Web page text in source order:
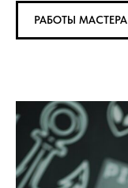
РАБОТЫ МАСТЕРА